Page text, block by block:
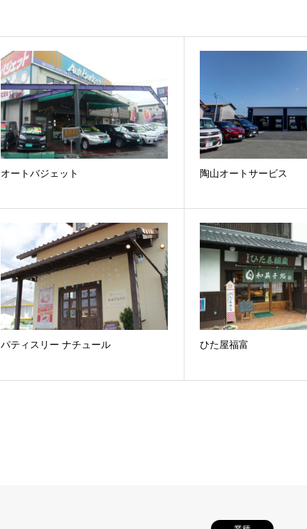
オートバジェット 陶山オートサービス
パティスリー ナチュール ひた屋福富